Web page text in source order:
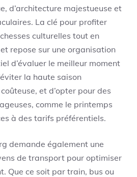
d’architecture majestueuse et
La clé pour profiter
culturelles tout en
repose sur une organisation
d’évaluer le meilleur moment
la haute saison
et d’opter pour des
comme le printemps
à des tarifs préférentiels.
demande également une
de transport pour optimiser
Que ce soit par train, bus ou